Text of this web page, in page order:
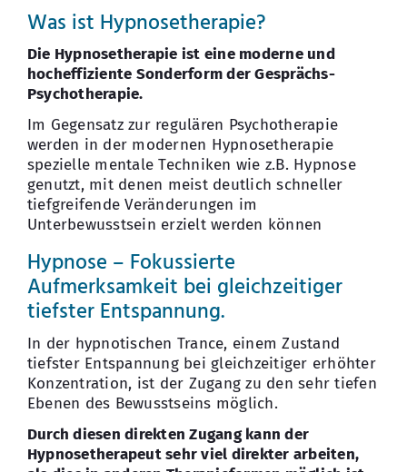
Was ist Hypnosetherapie?
Die Hypnosetherapie ist eine moderne und
hocheffiziente Sonderform der Gesprächs-
Psychotherapie.
Im Gegensatz zur regulären Psychotherapie
werden in der modernen Hypnosetherapie
spezielle mentale Techniken wie z.B. Hypnose
genutzt, mit denen meist deutlich schneller
tiefgreifende Veränderungen im
Unterbewusstsein erzielt werden können
Hypnose – Fokussierte
Aufmerksamkeit bei gleichzeitiger
tiefster Entspannung.
In der hypnotischen Trance, einem Zustand
tiefster Entspannung bei gleichzeitiger erhöhter
Konzentration, ist der Zugang zu den sehr tiefen
Ebenen des Bewusstseins möglich.
Durch diesen direkten Zugang kann der
Hypnosetherapeut sehr viel direkter arbeiten,